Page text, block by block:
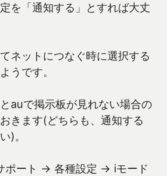
を「通知する」とすれば大丈
ネットにつなぐ時に選択する
うです。
auで掲示板が見れない場合の
きます(どちらも、通知する
)。
ポート → 各種設定 → iモード